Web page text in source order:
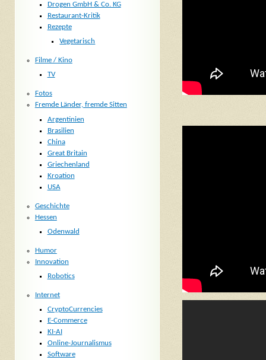
Drogen GmbH & Co. KG
Restaurant-Kritik
Rezepte
Vegetarisch
Filme / Kino
TV
Fotos
Fremde Länder, fremde Sitten
Argentinien
Brasilien
China
Great Britain
Griechenland
Kroation
USA
Geschichte
Hessen
Odenwald
Humor
Innovation
Robotics
Internet
CryptoCurrencies
E-Commerce
KI-AI
Online-Journalismus
Software